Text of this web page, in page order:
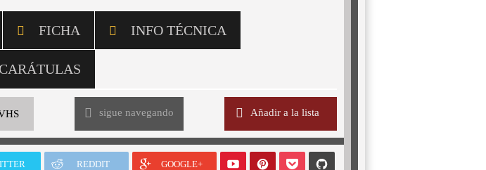
FICHA INFO TÉCNICA
sigue navegando Añadir a la lista
REDDIT GOOGLE+